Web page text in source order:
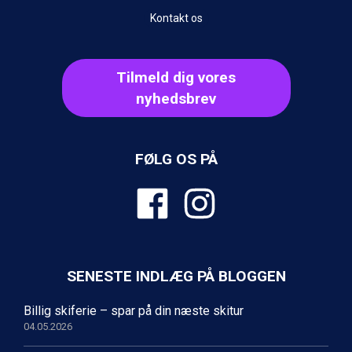
Livigno fra DKK 4.145
Bad Gastein fra DKK 4.195
Sauze dOulx fra DKK 4.045
Alleghe fra DKK 5.595
Wagrain fra DKK 5.545
La Thuile fra DKK 4.595
Val Thorens fra DKK 5.395
Cervinia fra DKK 5.295
Saalbach fra DKK 5.945
Sölden fra DKK 8.445
Champoluc fra DKK 3.795
Fieberbrunn fra DKK 6.145
Ischgl fra DKK 7.095
St. Anton fra DKK 7.245
Kontakt os
Tilmeld dig vores
nyhedsbrev
FØLG OS PÅ
SENESTE INDLÆG PÅ BLOGGEN
Billig skiferie – spar på din næste skitur
04.05.2026